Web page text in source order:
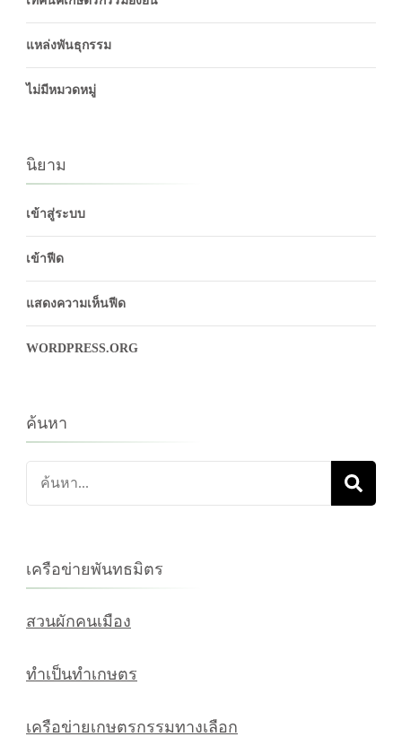
แหล่งพันธุกรรม
ไม่มีหมวดหมู่
นิยาม
เข้าสู่ระบบ
เข้าฟีด
แสดงความเห็นฟีด
WORDPRESS.ORG
ค้นหา
ค้นหา
เกี่ยว
เครือข่ายพันทธมิตร
สวนผักคนเมือง
ทำเป็นทำเกษตร
เครือข่ายเกษตรกรรมทางเลือก